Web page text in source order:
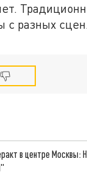
с разных сцен.
в центре Москвы: